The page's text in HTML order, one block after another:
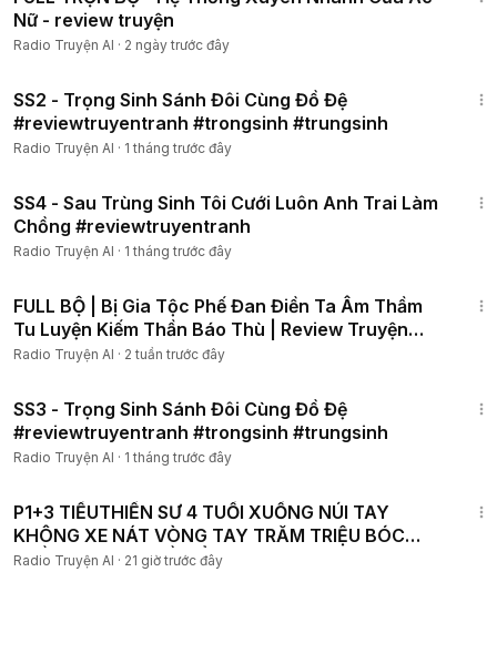
Nữ - review truyện
Radio Truyện AI · 2 ngày trước đây
SS2 - Trọng Sinh Sánh Đôi Cùng Đồ Đệ
#reviewtruyentranh #trongsinh #trungsinh
Radio Truyện AI · 1 tháng trước đây
SS4 - Sau Trùng Sinh Tôi Cưới Luôn Anh Trai Làm
Chồng #reviewtruyentranh
Radio Truyện AI · 1 tháng trước đây
FULL BỘ | Bị Gia Tộc Phế Đan Điền Ta Âm Thầm
Tu Luyện Kiếm Thần Báo Thù | Review Truyện
Tranh
Radio Truyện AI · 2 tuần trước đây
SS3 - Trọng Sinh Sánh Đôi Cùng Đồ Đệ
#reviewtruyentranh #trongsinh #trungsinh
Radio Truyện AI · 1 tháng trước đây
P1+3 TIỂUTHIỀN SƯ 4 TUỔI XUỐNG NÚI TAY
KHÔNG XE NÁT VÒNG TAY TRĂM TRIỆU BÓC
TRẦN SỰ THẬT VỀ TIỂU TAM
Radio Truyện AI · 21 giờ trước đây